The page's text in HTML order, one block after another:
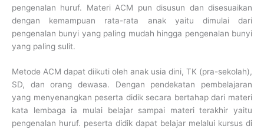
pengenalan huruf. Materi ACM pun disusun dan disesuaikan
dengan kemampuan rata-rata anak yaitu dimulai dari
pengenalan bunyi yang paling mudah hingga pengenalan bunyi
yang paling sulit.
Metode ACM dapat diikuti oleh anak usia dini, TK (pra-sekolah),
SD, dan orang dewasa. Dengan pendekatan pembelajaran
yang menyenangkan peserta didik secara bertahap dari materi
kata lembaga ia mulai belajar sampai materi terakhir yaitu
pengenalan huruf. peserta didik dapat belajar melalui kursus di